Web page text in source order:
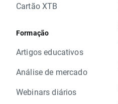
Cartão XTB
Formação
Artigos educativos
Análise de mercado
Webinars diários